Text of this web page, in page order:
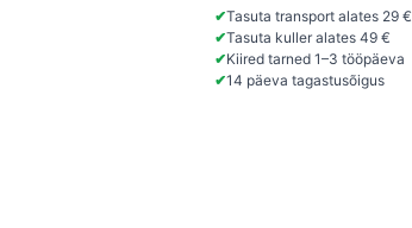
✔Tasuta transport alates 29 €
✔Tasuta kuller alates 49 €
✔Kiired tarned 1–3 tööpäeva
✔14 päeva tagastusõigus